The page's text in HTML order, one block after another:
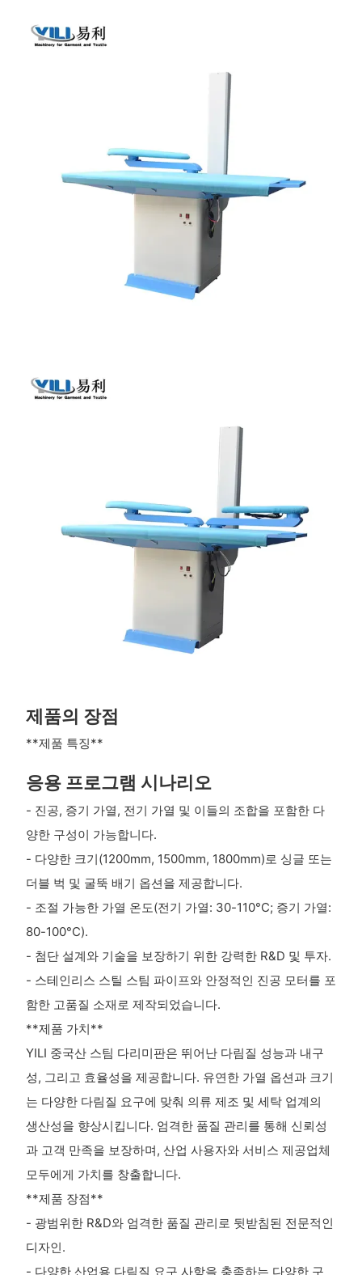
제품의 장점
**제품 특징**
응용 프로그램 시나리오
- 진공, 증기 가열, 전기 가열 및 이들의 조합을 포함한 다
양한 구성이 가능합니다.
- 다양한 크기(1200mm, 1500mm, 1800mm)로 싱글 또는
더블 벅 및 굴뚝 배기 옵션을 제공합니다.
- 조절 가능한 가열 온도(전기 가열: 30-110°C; 증기 가열:
80-100°C).
- 첨단 설계와 기술을 보장하기 위한 강력한 R&D 및 투자.
- 스테인리스 스틸 스팀 파이프와 안정적인 진공 모터를 포
함한 고품질 소재로 제작되었습니다.
**제품 가치**
YILI 중국산 스팀 다리미판은 뛰어난 다림질 성능과 내구
성, 그리고 효율성을 제공합니다. 유연한 가열 옵션과 크기
는 다양한 다림질 요구에 맞춰 의류 제조 및 세탁 업계의
생산성을 향상시킵니다. 엄격한 품질 관리를 통해 신뢰성
과 고객 만족을 보장하며, 산업 사용자와 서비스 제공업체
모두에게 가치를 창출합니다.
**제품 장점**
- 광범위한 R&D와 엄격한 품질 관리로 뒷받침된 전문적인
디자인.
- 다양한 산업용 다림질 요구 사항을 충족하는 다양한 구